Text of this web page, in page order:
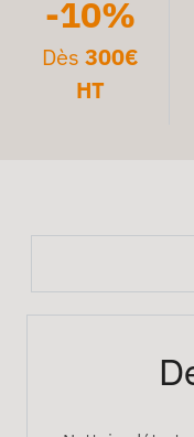
-10%
Dès300€
HT